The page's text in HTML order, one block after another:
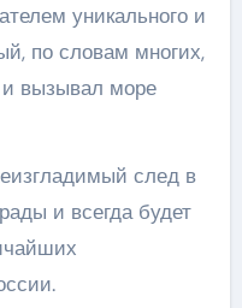
уникального и
по словам многих,
вызывал море
след в
и всегда будет